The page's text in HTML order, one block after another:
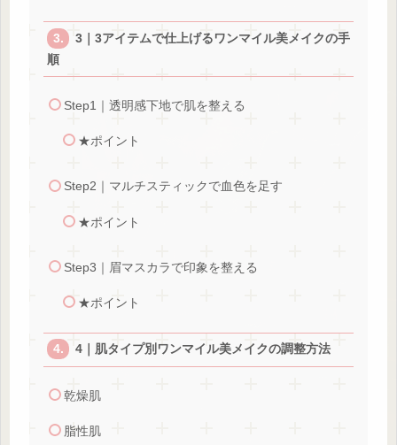
3｜3アイテムで仕上げるワンマイル美メイクの手
順
Step1｜透明感下地で肌を整える
★ポイント
Step2｜マルチスティックで血色を足す
★ポイント
Step3｜眉マスカラで印象を整える
★ポイント
4｜肌タイプ別ワンマイル美メイクの調整方法
乾燥肌
脂性肌